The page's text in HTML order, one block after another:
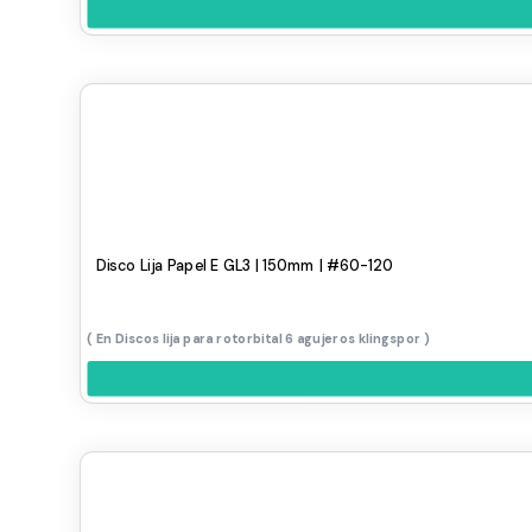
Disco Lija Papel E GL3 | 150mm | #60-120
Discos lija para rotorbital 6 agujeros klingspor